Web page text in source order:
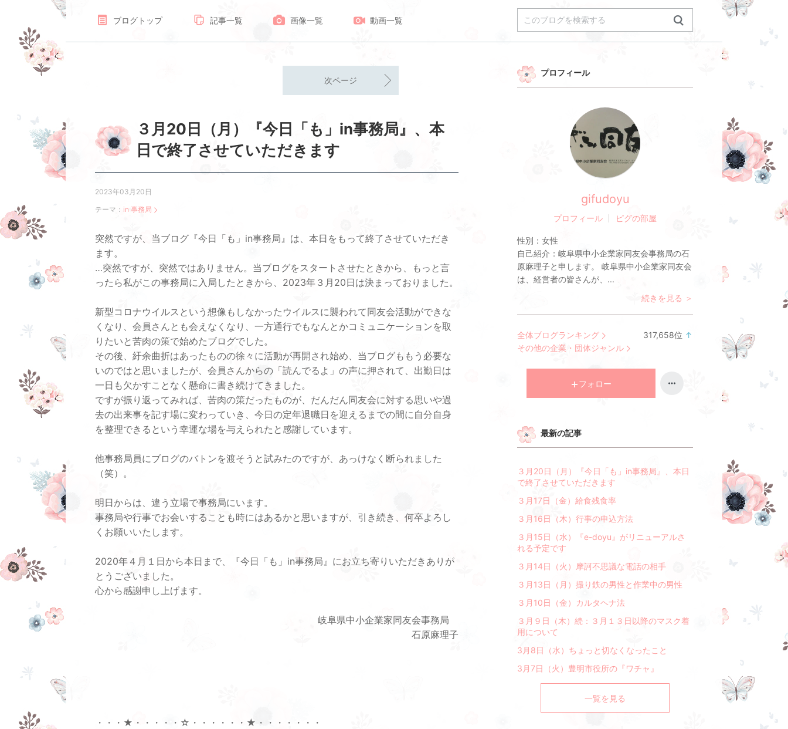
ブログトップ 記事一覧 画像一覧 動画一覧
次ページ
３月20日（月）『今日「も」in事務局』、本
日で終了させていただきます
2023年03月20日
テーマ： in 事務局
突然ですが、当ブログ『今日「も」in事務局』は、本日をもって終了させていただき
ます。
…突然ですが、突然ではありません。当ブログをスタートさせたときから、もっと言
ったら私がこの事務局に入局したときから、2023年３月20日は決まっておりました。
新型コロナウイルスという想像もしなかったウイルスに襲われて同友会活動ができな
くなり、会員さんとも会えなくなり、一方通行でもなんとかコミュニケーションを取
りたいと苦肉の策で始めたブログでした。
その後、紆余曲折はあったものの徐々に活動が再開され始め、当ブログももう必要な
いのではと思いましたが、会員さんからの「読んでるよ」の声に押されて、出勤日は
一日も欠かすことなく懸命に書き続けてきました。
ですが振り返ってみれば、苦肉の策だったものが、だんだん同友会に対する思いや過
去の出来事を記す場に変わっていき、今日の定年退職日を迎えるまでの間に自分自身
を整理できるという幸運な場を与えられたと感謝しています。
他事務局員にブログのバトンを渡そうと試みたのですが、あっけなく断られました
（笑）。
明日からは、違う立場で事務局にいます。
事務局や行事でお会いすることも時にはあるかと思いますが、引き続き、何卒よろし
くお願いいたします。
2020年４月１日から本日まで、『今日「も」in事務局』にお立ち寄りいただきありが
とうございました。
心から感謝申し上げます。
岐阜県中小企業家同友会事務局
石原麻理子
・・・★・・・・・☆・・・・・・★・・・・・・・
プロフィール
gifudoyu
プロフィール ピグの部屋
性別： 女性
自己紹介： 岐阜県中小企業家同友会事務局の石
原麻理子と申します。 岐阜県中小企業家同友会
は、経営者の皆さんが、...
続きを見る ＞
全体ブログランキング 317,658位 ↑
その他の企業・団体ジャンル
フォロー
最新の記事
３月20日（月）『今日「も」in事務局』、本日
で終了させていただきます
３月17日（金）給食残食率
３月16日（木）行事の申込方法
３月15日（水）『e-doyu』がリニューアルさ
れる予定です
３月14日（火）摩訶不思議な電話の相手
３月13日（月）撮り鉄の男性と作業中の男性
３月10日（金）カルタヘナ法
３月９日（木）続：３月１３日以降のマスク着
用について
3月8日（水）ちょっと切なくなったこと
3月7日（火）豊明市役所の『ワチャ』
一覧を見る